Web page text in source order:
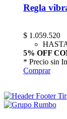
Regla
$ 1.059.520
5% OFF
* Precio sin
Comprar